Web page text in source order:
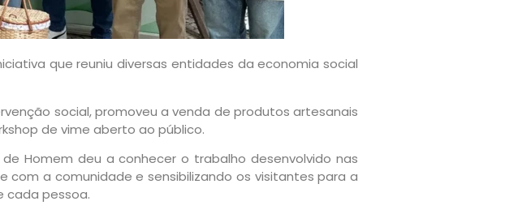
que reuniu diversas entidades da economia social
social, promoveu a venda de produtos artesanais
de vime aberto ao público.
Homem deu a conhecer o trabalho desenvolvido nas
a comunidade e sensibilizando os visitantes para a
cada pessoa.